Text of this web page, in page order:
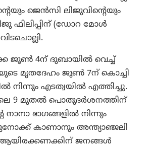
ജെൻസി ലിജുവിന്റെയും
ഫിലിപ്പിന് (ഡോറ മോൾ
ജൂൺ 4ന് ദുബായില്‍ വെച്ച്
മൃതദേഹം ജൂൺ 7ന് കൊച്ചി
നിന്നും എടത്വയിൽ എത്തിച്ചു.
9 മുതല്‍ പൊതുദർശനത്തിന്
നാനാ ഭാഗങ്ങളിൽ നിന്നും
കാണാനും അന്ത്യാഞ്ജലി
ആയിരക്കണക്കിന് ജനങ്ങൾ